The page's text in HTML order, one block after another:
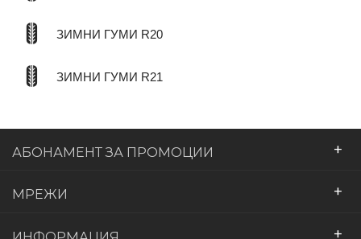
ЗИМНИ ГУМИ R20
ЗИМНИ ГУМИ R21
АБОНАМЕНТ ЗА ПРОМОЦИИ +
МРЕЖИ +
+